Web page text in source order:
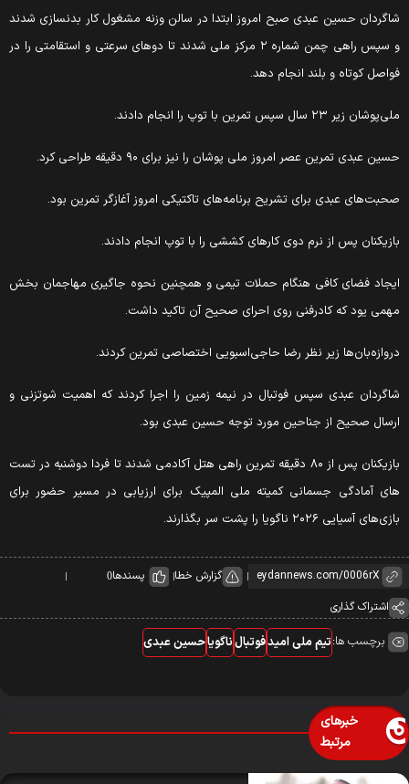
حسین عبدی صبح امروز ابتدا در سالن وزنه مشغول کار بدنسازی شدند
و سپس راهی چمن شماره ۲ مرکز ملی شدند تا دوهای سرعتی و استقامتی را در
کوتاه و بلند انجام دهد.
زیر ۲۳ سال سپس تمرین با توپ را انجام دادند.
عبدی تمرین عصر امروز ملی پوشان را نیز برای ۹۰ دقیقه طراحی کرد.
عبدی برای تشریح برنامه‌های تاکتیکی امروز آغاز‌گر تمرین بود.
پس از نرم دوی کارهای کششی را با توپ انجام دادند.
فضای کافی هنگام حملات تیمی و همچنین نحوه جاگیری مهاجمان بخش
یود که کادرفنی روی احرای صحیح آن تاکید داشت.
زیر نظر رضا حاجی‌اسبویی اختصاصی تمرین کردند.
عبدی سپس فوتبال در نیمه زمین را اجرا کردند که اهمیت شوتزنی و
صحیح از جناحین مورد توجه حسین عبدی بود.
بازیکنان پس از ۸۰ دقیقه تمرین راهی هتل آکادمی شدند تا فردا دوشنبه در تست
آمادگی جسمانی کمیته ملی المپیک برای ارزیابی در مسیر حضور برای
آسیایی ۲۰۲۶ ناگویا را پشت سر بگذارند.
گزارش خطا پسندها0
اشتراک گذاری
برچسب ها:تیم ملی امیدفوتبالناگویاحسین عبدی
خبرهای
مرتبط